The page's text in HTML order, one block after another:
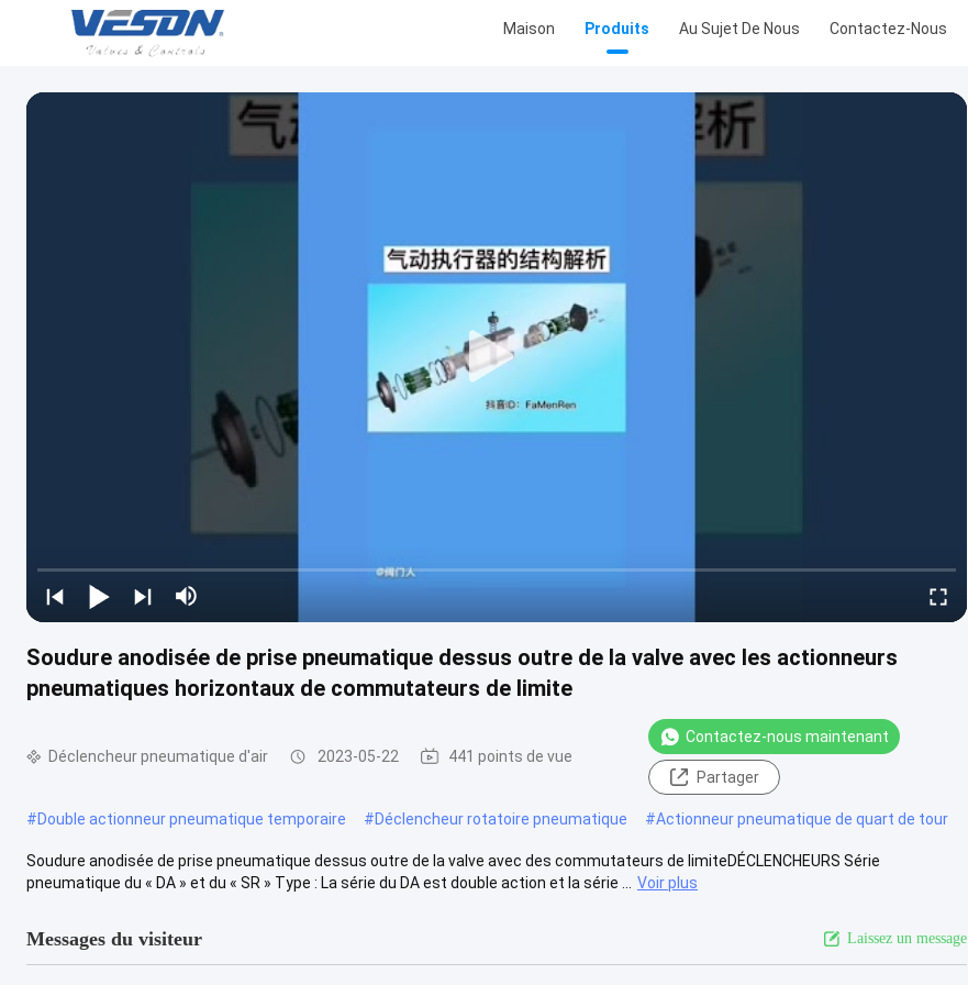
Maison Produits Au Sujet De Nous Contactez-Nous
Soudure anodisée de prise pneumatique dessus outre de la valve avec les actionneurs
pneumatiques horizontaux de commutateurs de limite
Déclencheur pneumatique d'air 2023-05-22 441 points de vue
Contactez-nous maintenant
Partager
#Double actionneur pneumatique temporaire #Déclencheur rotatoire pneumatique #Actionneur pneumatique de quart de tour
Soudure anodisée de prise pneumatique dessus outre de la valve avec des commutateurs de limiteDÉCLENCHEURS Série
pneumatique du « DA » et du « SR » Type : La série du DA est double action et la série ...
Voir plus
Messages du visiteur Laissez un message